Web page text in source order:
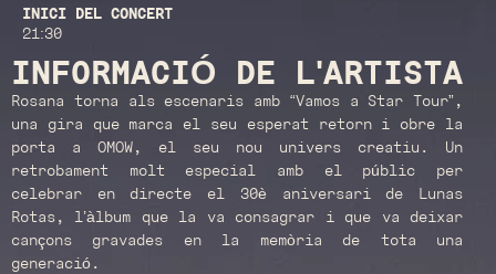
INICI DEL CONCERT
21:30
INFORMACIÓ DE L'ARTISTA
Rosana torna als escenaris amb “Vamos a Star Tour”,
una gira que marca el seu esperat retorn i obre la
porta a OMOW, el seu nou univers creatiu. Un
retrobament molt especial amb el públic per
celebrar en directe el 30è aniversari de Lunas
Rotas, l’àlbum que la va consagrar i que va deixar
cançons gravades en la memòria de tota una
generació.